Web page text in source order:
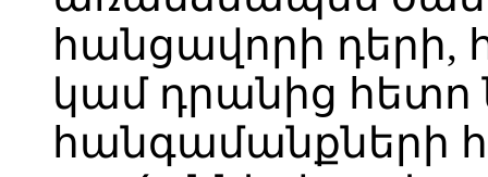
հանցավորի
կամ դրանից հետո
հանգամանքների